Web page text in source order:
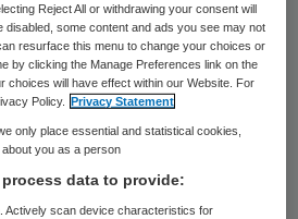
deelnemen zijn
Waal,Stichting
de Waalboog,
TVN zorgtenZZG
Reject All or withdrawing your consent will
disabled, some content and ads you see may not
resurface this menu to change your choices or
by clicking the Manage Preferences link on the
choices will have effect within our Website. For
Policy.
Privacy Statement
only place essential and statistical cookies,
you as a person
data to provide:
Actively scan device characteristics for